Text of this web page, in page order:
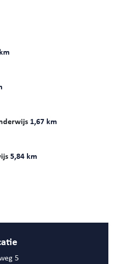
1,67 km
5,84 km
5